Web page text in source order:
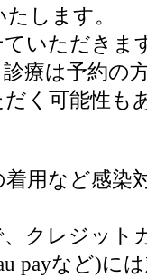
します。
いただきま
療は予約の
く可能性も
用など感染
クレジット
payなど)に